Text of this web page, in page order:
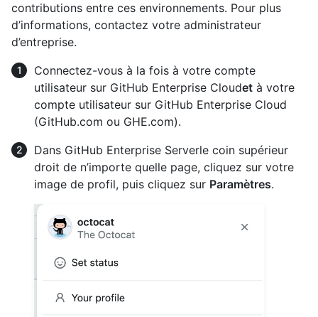
contributions entre ces environnements. Pour plus
d’informations, contactez votre administrateur
d’entreprise.
Connectez-vous à la fois à votre compte
utilisateur sur GitHub Enterprise Cloudet à votre
compte utilisateur sur GitHub Enterprise Cloud
(GitHub.com ou GHE.com).
Dans GitHub Enterprise Serverle coin supérieur
droit de n’importe quelle page, cliquez sur votre
image de profil, puis cliquez sur Paramètres.